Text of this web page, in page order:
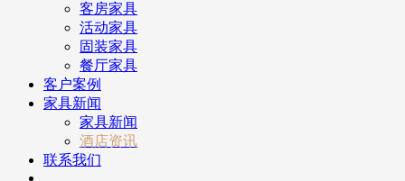
客房家具
活动家具
固装家具
餐厅家具
客户案例
家具新闻
家具新闻
酒店资讯
联系我们